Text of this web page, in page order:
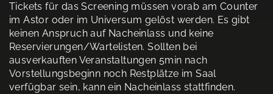
Tickets für das Screening müssen vorab am Counter
im Astor oder im Universum gelöst werden. Es gibt
keinen Anspruch auf Nacheinlass und keine
Reservierungen/Wartelisten. Sollten bei
ausverkauften Veranstaltungen 5min nach
Vorstellungsbeginn noch Restplätze im Saal
verfügbar sein, kann ein Nacheinlass stattfinden.